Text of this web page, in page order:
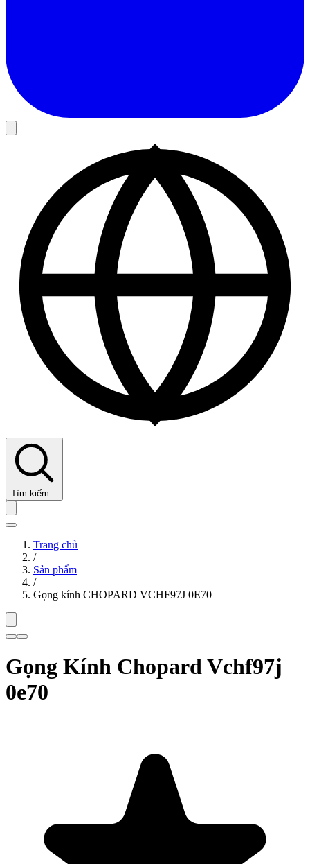
Tìm kiếm...
Trang chủ
/
Sản phẩm
/
Gọng kính CHOPARD VCHF97J 0E70
Gọng Kính Chopard Vchf97j
0e70